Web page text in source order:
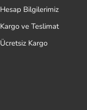
Hesap Bilgilerimiz
Kargo ve Teslimat
Ücretsiz Kargo